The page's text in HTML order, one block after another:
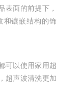
表面的前提下，
和镶嵌结构的饰
可以使用家用超
超声波清洗更加